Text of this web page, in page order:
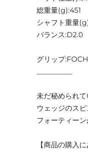
総重量(g):451
シャフト重量
バランス:D2.0
グリップ
未だ秘められて
ウェッジのス
フォーティーン
【商品の購入